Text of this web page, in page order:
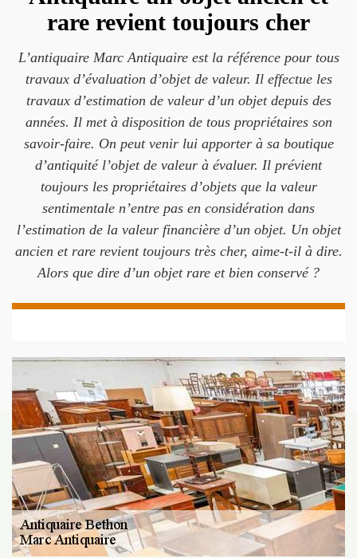
rare revient toujours cher
L’antiquaire Marc Antiquaire est la référence pour tous
travaux d’évaluation d’objet de valeur. Il effectue les
travaux d’estimation de valeur d’un objet depuis des
années. Il met à disposition de tous propriétaires son
savoir-faire. On peut venir lui apporter à sa boutique
d’antiquité l’objet de valeur à évaluer. Il prévient
toujours les propriétaires d’objets que la valeur
sentimentale n’entre pas en considération dans
l’estimation de la valeur financière d’un objet. Un objet
ancien et rare revient toujours très cher, aime-t-il à dire.
Alors que dire d’un objet rare et bien conservé ?